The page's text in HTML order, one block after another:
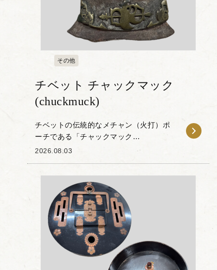
その他
チベット チャックマック
(chuckmuck)
チベットの伝統的なメチャン（火打）ポ
ーチである「チャックマック
(chuckmuck)」をお譲りいただきました。
ます。 チベ...
2026.08.03